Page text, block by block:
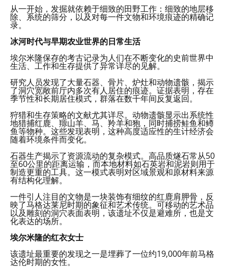
从一开始，发掘就依赖于细致的田野工作：细致的地层移
除、系统的筛分，以及对每一件文物和环境痕迹的精确记
录。
冰河时代与早期农业世界的日常生活
埃尔米隆保存的考古记录为人们在不断变化的史前世界中
生活、工作和生存提供了异常详尽的见解。
研究人员发现了大量石器、骨片、炉灶和动物遗骸，揭示
了洞穴宽敞前厅内多次有人居住的痕迹。证据表明，存在
季节性和长期居住模式，群落在数千年间反复返回。
狩猎和生存策略的文献尤其详尽。动物遗骸显示出系统性
地猎捕红鹿、羱山羊、马、羚羊和狍，同时捕捞鲑鱼和鳟
鱼等物种。这些发现表明，这种高度适应性的生计经济会
随着环境条件而变化。
石器生产揭示了资源流动的复杂模式。高品质燧石常从50
至60公里的距离运输，而本地材料如石英岩和泥岩则用于
制造更重的工具。这一模式表明对区域景观和原材料来源
有结构化理解。
一件引人注目的文物是一块装饰有细纹的红鹿肩胛骨，反
映了马格达莱尼时期的象征和艺术传统。可移动的艺术品
以及雕刻的洞穴表面表明，该遗址不仅是避难所，也是文
化表达的场所。
埃尔米隆的红衣女士
该遗址最重要的发现之一是埋葬了一位约19,000年前马格
达伦时期的女性。